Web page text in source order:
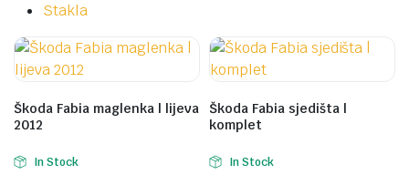
Stakla
Škoda Fabia maglenka | lijeva
2012
In Stock
Škoda Fabia sjedišta |
komplet
In Stock